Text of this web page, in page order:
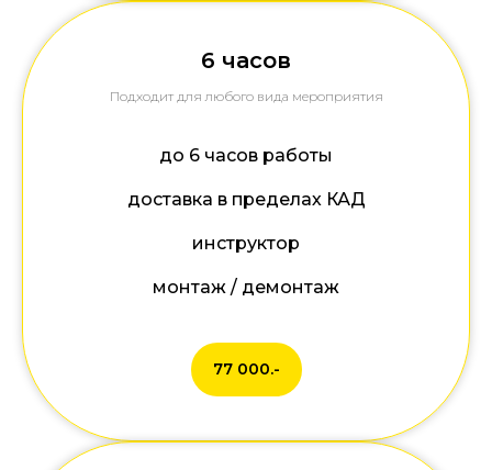
6 часов
Подходит для любого вида мероприятия
до 6 часов работы
доставка в пределах КАД
инструктор
монтаж / демонтаж
77 000.-